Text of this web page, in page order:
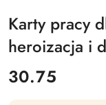
Karty pracy
heroizacja i
cena:
30.75